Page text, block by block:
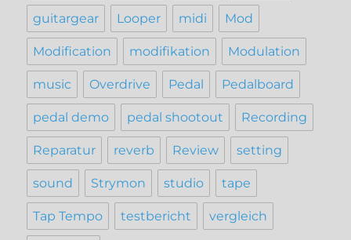
guitargear Looper midi Mod
Modification modifikation Modulation
music Overdrive Pedal Pedalboard
pedal demo pedal shootout Recording
Reparatur reverb Review setting
sound Strymon studio tape
Tap Tempo testbericht vergleich